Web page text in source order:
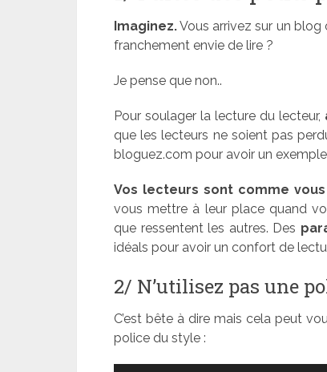
Imaginez.Vous arrivez sur un blog
franchement envie de lire ?
Je pense que non..
Pour soulager la lecture du lecteur,
que les lecteurs ne soient pas
bloguez.com pour avoir un
Vos lecteurs sont comme
vous mettre à leur place quand
que ressentent les autres. Des
idéals pour avoir un confort de
2/ N’utilisez pas une
C’est bête à dire mais cela peut
police du style :